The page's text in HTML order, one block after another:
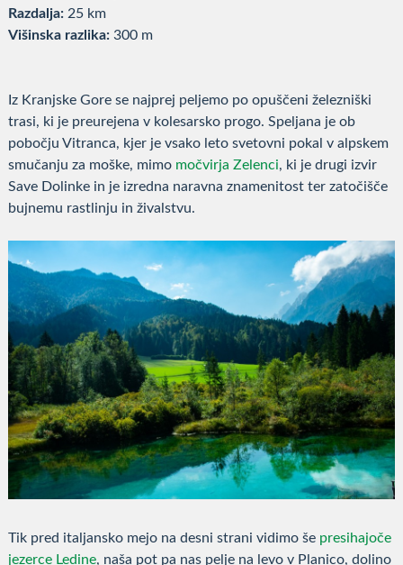
Razdalja:25 km
Višinska razlika:300 m
Iz Kranjske Gore se najprej peljemo po opuščeni železniški
trasi, ki je preurejena v kolesarsko progo. Speljana je ob
pobočju Vitranca, kjer je vsako leto svetovni pokal v alpskem
smučanju za moške, mimo močvirja Zelenci, ki je drugi izvir
Save Dolinke in je izredna naravna znamenitost ter zatočišče
bujnemu rastlinju in živalstvu.
Tik pred italjansko mejo na desni strani vidimo še presihajoče
jezerce Ledine, naša pot pa nas pelje na levo v Planico, dolino